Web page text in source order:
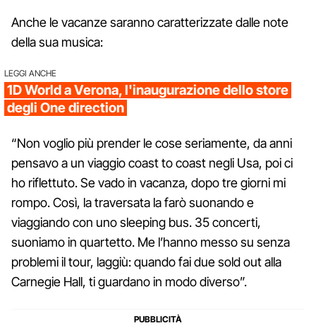
Anche le vacanze saranno caratterizzate dalle note
della sua musica:
LEGGI ANCHE
1D World a Verona, l'inaugurazione dello store
degli One direction
“Non voglio più prender le cose seriamente, da anni
pensavo a un viaggio coast to coast negli Usa, poi ci
ho riflettuto. Se vado in vacanza, dopo tre giorni mi
rompo. Così, la traversata la farò suonando e
viaggiando con uno sleeping bus. 35 concerti,
suoniamo in quartetto. Me l’hanno messo su senza
problemi il tour, laggiù: quando fai due sold out alla
Carnegie Hall, ti guardano in modo diverso”.